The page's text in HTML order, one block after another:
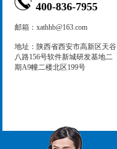
400-836-7955
邮箱：xathhb@163.com
地址：陕西省西安市高新区天谷
八路156号软件新城研发基地二
期A9幢二楼北区199号